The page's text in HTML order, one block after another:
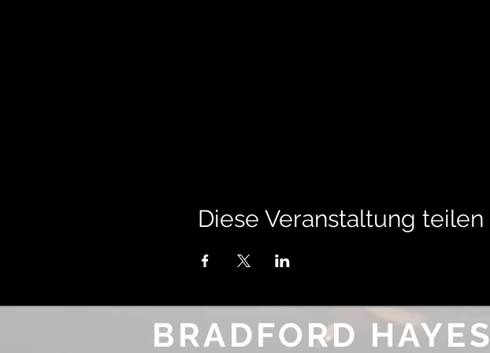
Diese Veranstaltung teilen
BRADFORD HAYES